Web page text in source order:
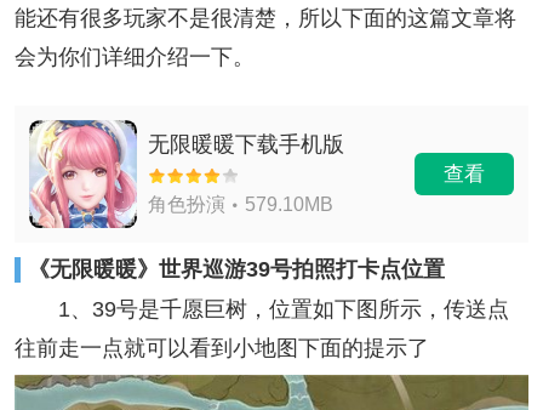
能还有很多玩家不是很清楚，所以下面的这篇文章将
会为你们详细介绍一下。
无限暖暖下载手机版
角色扮演 579.10MB
查看
《无限暖暖》世界巡游39号拍照打卡点位置
1、39号是千愿巨树，位置如下图所示，传送点
往前走一点就可以看到小地图下面的提示了